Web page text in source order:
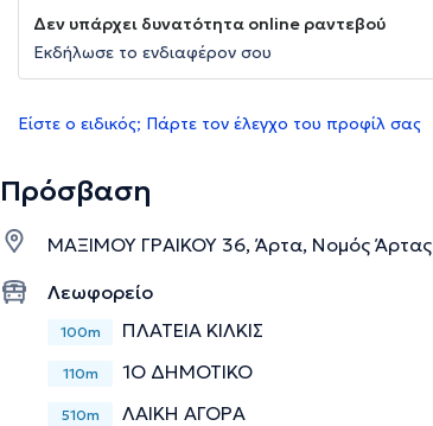
Δεν υπάρχει δυνατότητα online ραντεβού
Εκδήλωσε το ενδιαφέρον σου
Είστε ο ειδικός; Πάρτε τον έλεγχο του προφίλ σας
Πρόσβαση
ΜΑΞΙΜΟΥ ΓΡΑΙΚΟΥ 36, Άρτα, Νομός Άρτας
Λεωφορείο
100m ΠΛΑΤΕΙΑ ΚΙΛΚΙΣ
110m 1O ΔΗΜΟΤΙΚΟ
510m ΛΑΙΚΗ ΑΓΟΡΑ